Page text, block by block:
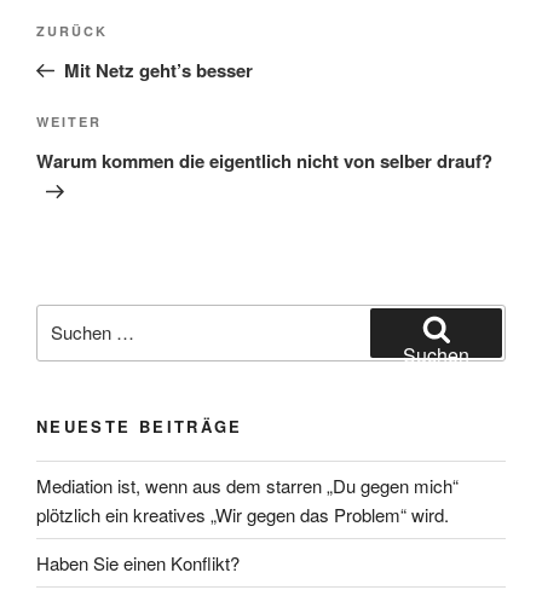
Beitragsnavigation
Vorheriger
Beitrag
ZURÜCK
Mit Netz geht’s besser
Nächster
Beitrag
WEITER
Warum kommen die eigentlich nicht von selber drauf?
nach:
Suchen
NEUESTE BEITRÄGE
Mediation ist, wenn aus dem starren „Du gegen mich“
plötzlich ein kreatives „Wir gegen das Problem“ wird.
Haben Sie einen Konflikt?